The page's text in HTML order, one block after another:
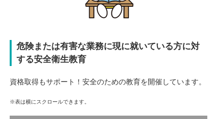
危険または有害な業務に現に就いている方に対
する安全衛生教育
資格取得もサポート！安全のための教育を開催しています。
※表は横にスクロールできます。